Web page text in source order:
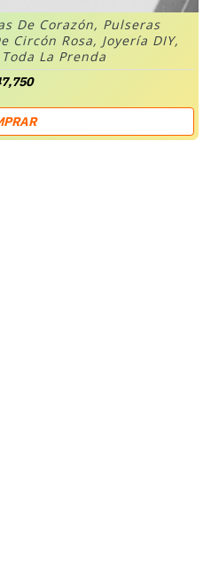
De Corazón, Pulseras
Circón Rosa, Joyería DIY,
La Prenda